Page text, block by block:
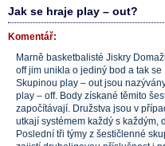
Jak se hraje play – out?
Komentář:
Marně basketbalisté Jiskry
off jim unikla o jediný bod a tak
Skupinou play – out jsou
play – off. Body získané těmito
započítávají. Družstva jsou v
utkají systémem každý s každým,
Poslední tři týmy z šestičlenné